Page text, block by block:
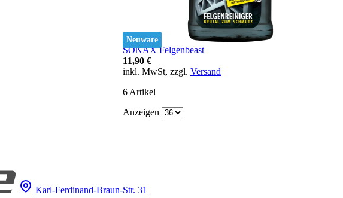
Neuware
SONAX Felgenbeast
11,90 €
inkl. MwSt, zzgl. Versand
6 Artikel
Anzeigen
Karl-Ferdinand-Braun-Str. 31